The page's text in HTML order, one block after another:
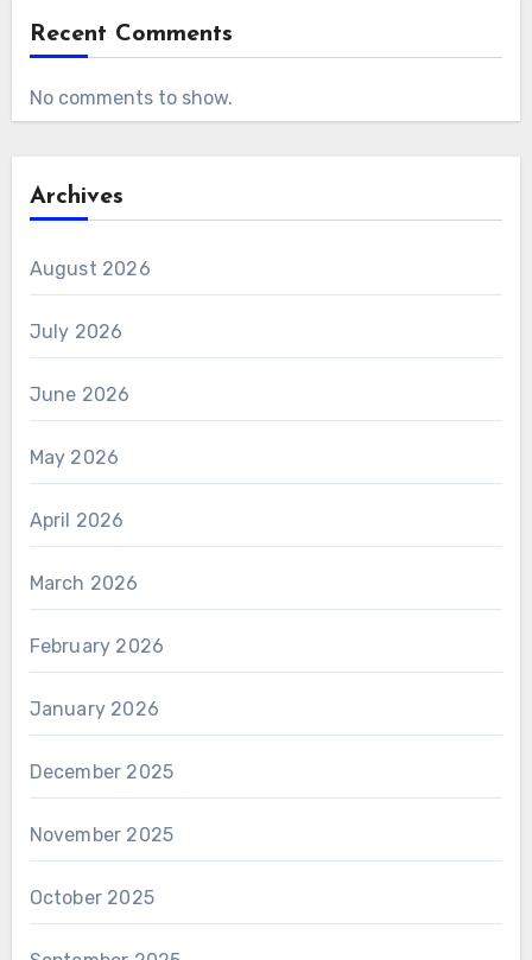
Recent Comments
No comments to show.
Archives
August 2026
July 2026
June 2026
May 2026
April 2026
March 2026
February 2026
January 2026
December 2025
November 2025
October 2025